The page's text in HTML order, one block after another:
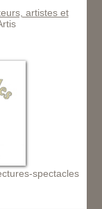
artistes et
spectacles